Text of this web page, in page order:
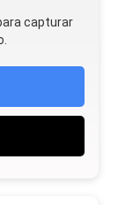
capturar